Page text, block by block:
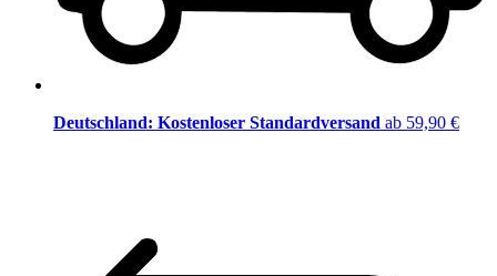
Deutschland: Kostenloser Standardversand ab 59,90 €